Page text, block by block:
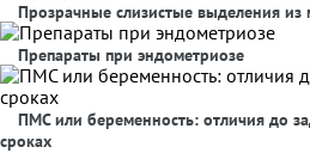
Прозрачные слизистые выделения из
Препараты при эндометриозе
ПМС или беременность: отличия до
сроках